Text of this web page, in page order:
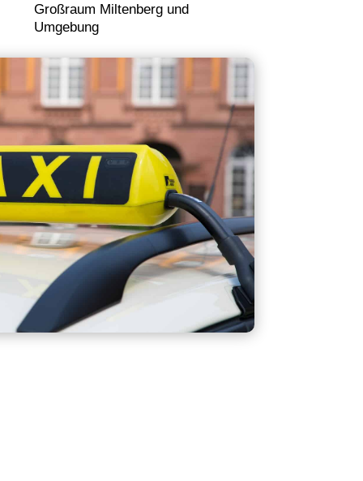
Großraum Miltenberg und
Umgebung